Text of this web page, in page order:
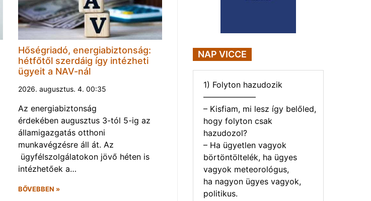
Hőségriadó, energiabiztonság:
hétfőtől szerdáig így intézheti
ügyeit a NAV-nál
2026. augusztus. 4. 00:35
Az energiabiztonság
érdekében augusztus 3-tól 5-ig az
államigazgatás otthoni
munkavégzésre áll át. Az
ügyfélszolgálatokon jövő héten is
intézhetőek a…
BŐVEBBEN »
NAP VICCE
1) Folyton hazudozik
——————–
– Kisfiam, mi lesz így belőled,
hogy folyton csak
hazudozol?
– Ha ügyetlen vagyok
börtöntöltelék, ha ügyes
vagyok meteorológus,
ha nagyon ügyes vagyok,
politikus.